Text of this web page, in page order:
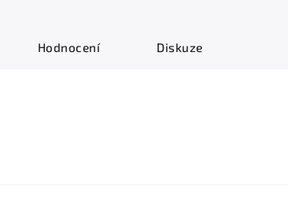
Hodnocení Diskuze